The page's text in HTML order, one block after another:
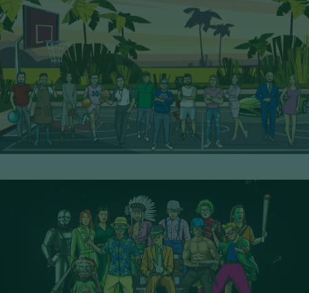
12° Serie - PoP Filters
SCOPRI I PERSONAGGI
13° Serie - PoP Filters
SCOPRI I PERSONAGGI